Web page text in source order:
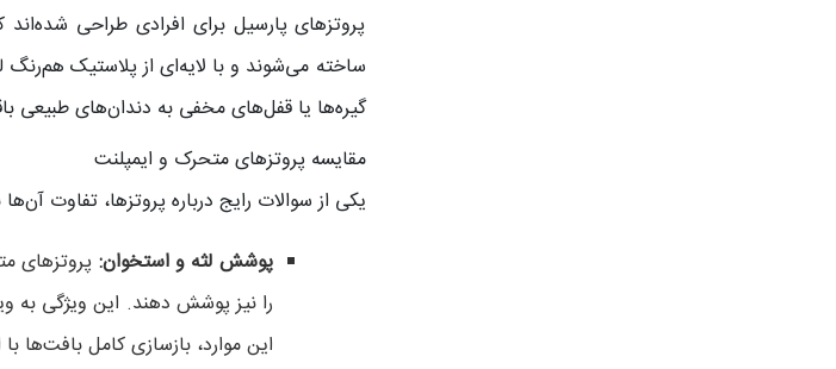
پروتزهای پارسیل برای افرادی طراحی
ساخته می‌شوند و با لایه‌ای از پلاستیک هم‌رنگ
گیره‌ها یا قفل‌های مخفی به دندان‌های طبیعی
مقایسه پروتزهای متحرک و ایمپلنت
یکی از سوالات رایج درباره پروتزها، تفاوت آن‌ها
پوشش لثه و استخوان: پروتزهای
را نیز پوشش دهند. این ویژگی به
این موارد، بازسازی کامل بافت‌ها